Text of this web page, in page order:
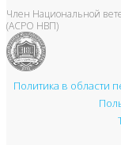
Член Национальной
(АСРО НВП)
Политика в области